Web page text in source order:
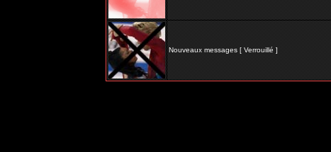
Nouveaux messages [ Verrouillé ]